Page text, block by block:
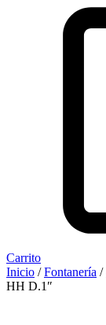
Carrito
Inicio /Fontanería /
HH D.1″